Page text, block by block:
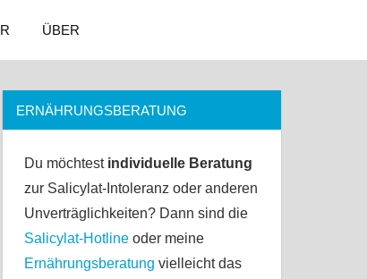
ÜBER
ERNÄHRUNGSBERATUNG
Du möchtest individuelle Beratung
zur Salicylat-Intoleranz oder anderen
Unverträglichkeiten? Dann sind die
Salicylat-Hotlineoder meine
Ernährungsberatung vielleicht das